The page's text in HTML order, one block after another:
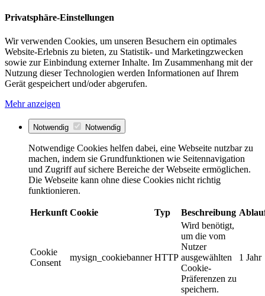
Privatsphäre-Einstellungen
Wir verwenden Cookies, um unseren Besuchern ein optimales
Website-Erlebnis zu bieten, zu Statistik- und Marketingzwecken
sowie zur Einbindung externer Inhalte. Im Zusammenhang mit der
Nutzung dieser Technologien werden Informationen auf Ihrem
Gerät gespeichert und/oder abgerufen.
Mehr anzeigen
Notwendig Notwendig
Notwendige Cookies helfen dabei, eine Webseite nutzbar zu
machen, indem sie Grundfunktionen wie Seitennavigation
und Zugriff auf sichere Bereiche der Webseite ermöglichen.
Die Webseite kann ohne diese Cookies nicht richtig
funktionieren.
Herkunft Cookie Typ Beschreibung
Cookie
Consent
mysign_cookiebanner HTTP
Wird benötigt,
um die vom
Nutzer
ausgewählten
Cookie-
Präferenzen zu
speichern.
1 Jahr